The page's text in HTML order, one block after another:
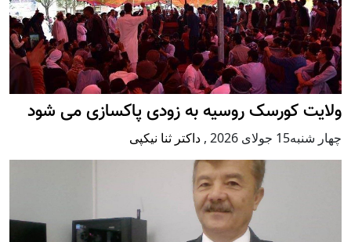
ولایت کورسک روسیه به زودی پاکسازی می شود
چهار شنبه15 جولای 2026 , داکتر ثنا نیکپی